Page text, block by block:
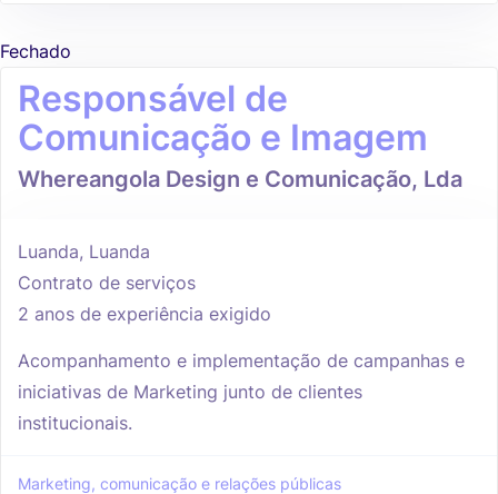
Fechado
Responsável de
Comunicação e Imagem
Whereangola Design e Comunicação, Lda
Luanda, Luanda
Contrato de serviços
2 anos de experiência exigido
Acompanhamento e implementação de campanhas e
iniciativas de Marketing junto de clientes
institucionais.
Marketing, comunicação e relações públicas